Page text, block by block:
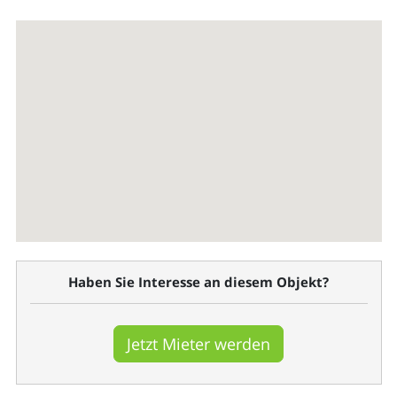
Haben Sie Interesse an diesem Objekt?
Jetzt Mieter werden